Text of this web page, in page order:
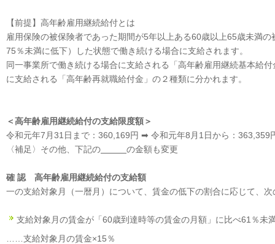
【前提】高年齢雇用継続給付とは
雇用保険の被保険者であった期間が5年以上ある60歳以上65歳未満
75％未満に低下）した状態で働き続ける場合に支給されます。
同一事業所で働き続ける場合に支給される「高年齢雇用継続基本給
に支給される「高年齢再就職給付金」の２種類に分かれます。
＜高年齢雇用継続給付の支給限度額＞
令和元年7月31日まで：360,169円 ➡ 令和元年8月1日から：363,359
〈補足〉その他、下記の
の金額も変更
確 認 高年齢雇用継続給付の支給額
一の支給対象月（一暦月）について、賃金の低下の割合に応じて、
支給対象月の賃金が「60歳到達時等の賃金の月額」に比べ61％未
……支給対象月の賃金×15％